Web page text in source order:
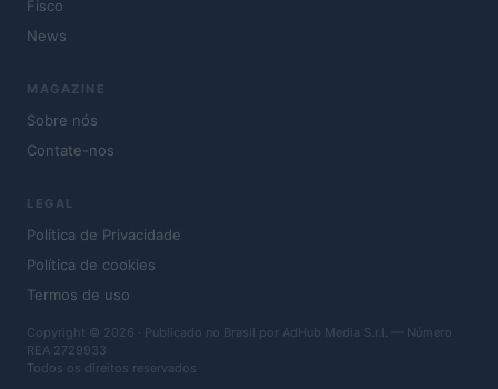
Fisco
News
MAGAZINE
Sobre nós
Contate-nos
LEGAL
Política de Privacidade
Política de cookies
Termos de uso
Copyright © 2026 · Publicado no Brasil por AdHub Media S.r.l. — Número
REA 2729933
Todos os direitos reservados